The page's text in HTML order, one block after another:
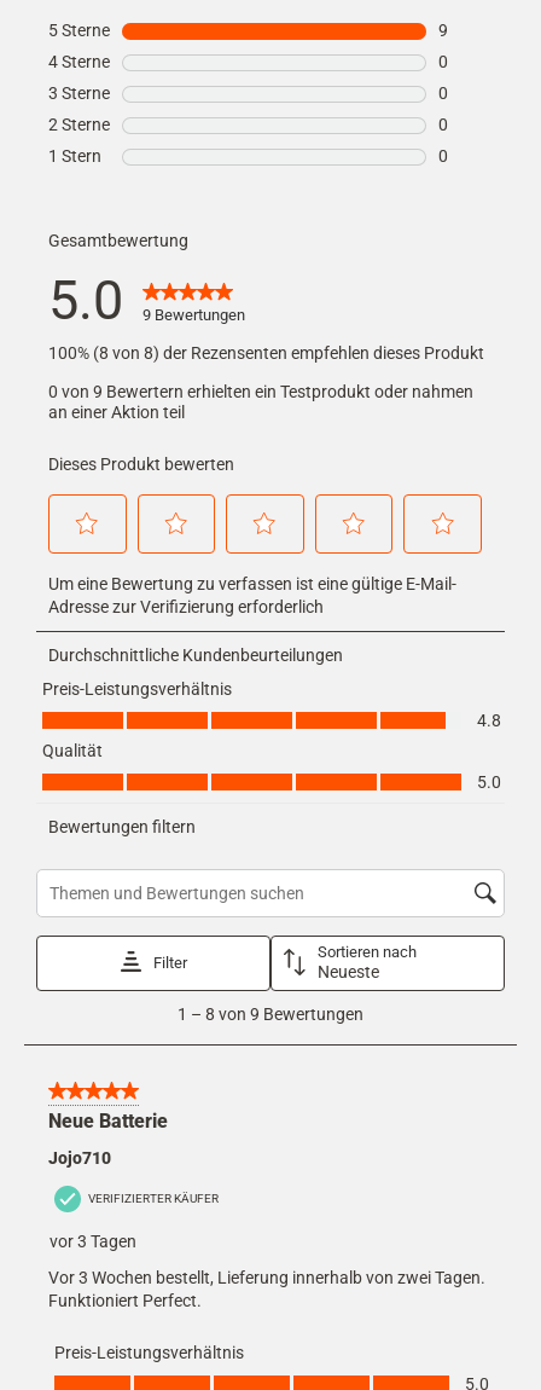
5 Sterne Sterne
9
4 Sterne Sterne
0
3 Sterne Sterne
0
2 Sterne Sterne
0
1 Stern Sterne
0
Gesamtbewertung
5.0 9 Bewertungen
100% (8 von 8) der Rezensenten empfehlen dieses Produkt
0 von 9 Bewertern erhielten ein Testprodukt oder nahmen
an einer Aktion teil
Dieses Produkt bewerten
Sie
diese
Option,
um
Artikel
mit
Stern
Mit
Aktion
wird
das
Eingabeformular
Sie
diese
Option,
um
Artikel
mit
Mit
Aktion
wird
das
Eingabeformular
geöffnet.
Sie
diese
Option,
um
Artikel
mit
Aktion
wird
das
Eingabeformular
geöffnet.
Sie
diese
Option,
um
mit
Aktion
das
Eingabeformular
geöffnet.
Sie
Option,
mit
Aktion
das
Eingabeformular
geöffnet.
Um eine Bewertung zu verfassen ist eine gültige E-Mail-
Adresse zur Verifizierung erforderlich
Durchschnittliche Kundenbeurteilungen
Preis-Leistungsverhältnis
Preis-Leistungsverhältnis, 4.8 von 5
4.8
Qualität
Qualität, 5.0 von 5
5.0
Bewertungen filtern
Suchthemen und Bewertungen Suchregion
Filter
Sortieren nach
Neueste
8
Bewertungen
1 – 8 von 9 Bewertungen
5 von 5 Sternen.
Neue Batterie
Jojo710
VERIFIZIERTER KÄUFER
vor 3 Tagen
Vor 3 Wochen bestellt, Lieferung innerhalb von zwei Tagen.
Funktioniert Perfect.
Preis-Leistungsverhältnis
Preis-Leistungsverhältnis, 5.0 von 5
5.0